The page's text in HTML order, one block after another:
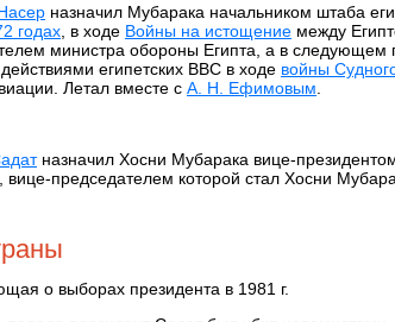
назначил Мубарака начальником штаба
годах , в ходе Войны на истощение между
министра обороны Египта, а в следующем
египетских ВВС в ходе войны
Летал вместе с А. Н. Ефимовым
назначил Хосни Мубарака вице-
вице-председателем которой стал Хосни
о выборах президента в 1981 г.